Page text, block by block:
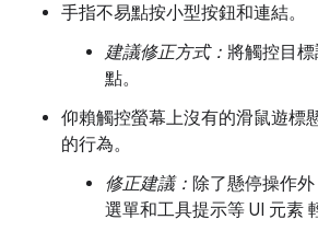
手指不易點按小型按鈕和連結。
建議修正方式： 將觸控目
點。
仰賴觸控螢幕上沒有的滑鼠遊標
的行為。
修正建議： 除了懸停操作
選單和工具提示等 UI 元素